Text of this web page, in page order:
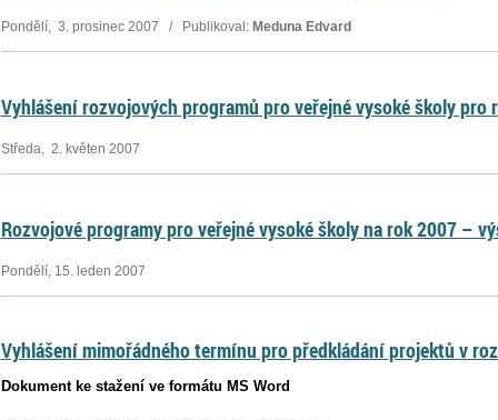
Pondělí, 3. prosinec 2007 / Publikoval: Meduna Edvard
Vyhlášení rozvojových programů pro veřejné vysoké školy pro
Středa, 2. květen 2007
Rozvojové programy pro veřejné vysoké školy na rok 2007 –
Pondělí, 15. leden 2007
Vyhlášení mimořádného termínu pro předkládání projektů v
Dokument ke stažení ve formátu MS Word